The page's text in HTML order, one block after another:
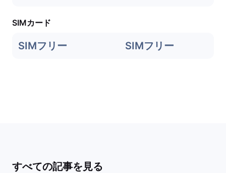
SIMカード
SIMフリー SIMフリー
すべての記事を見る